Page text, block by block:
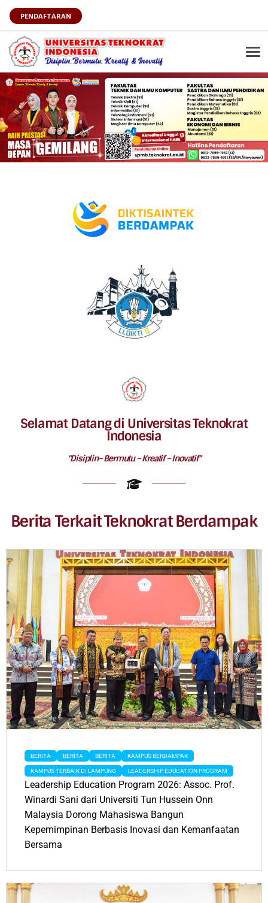
PENDAFTARAN
Selamat Datang di Universitas Teknokrat
Indonesia
"Disiplin– Bermutu – Kreatif – Inovatif"
Berita Terkait Teknokrat Berdampak
BERITA BERITA BERITA KAMPUS BERDAMPAK
KAMPUS TERBAIK DI LAMPUNG LEADERSHIP EDUCATION PROGRAM
Leadership Education Program 2026: Assoc. Prof.
Winardi Sani dari Universiti Tun Hussein Onn
Malaysia Dorong Mahasiswa Bangun
Kepemimpinan Berbasis Inovasi dan Kemanfaatan
Bersama